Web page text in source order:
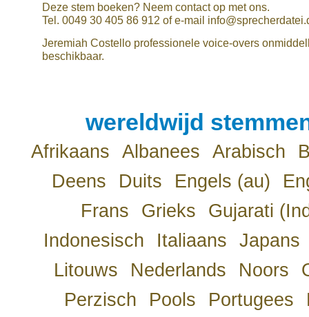
Deze stem boeken? Neem contact op met ons.
Tel. 0049 30 405 86 912 of e-mail
Jeremiah Costello professionele voice-overs
beschikbaar.
wereldwijd
Afrikaans Albanees Arabisch
Deens
Duits Engels (au)
Frans
Grieks
Gujarati
Indonesisch
Italiaans
Japans
Litouws
Nederlands Noors
Perzisch
Pools Portugees